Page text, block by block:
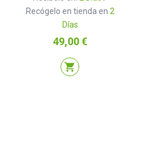
Recógelo en tienda en 2
Días
Precio
49,00 €
shopping_cart